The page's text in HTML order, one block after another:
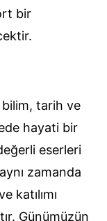
bir
bilim, tarih ve
hayati bir
eserleri
zamanda
katılımı
Günümüzün